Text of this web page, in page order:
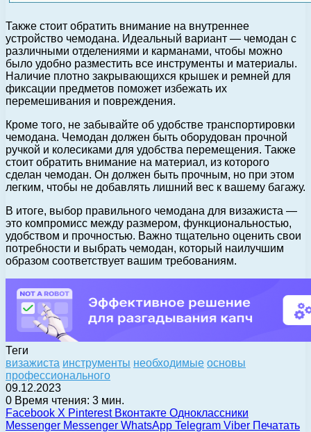
Также стоит обратить внимание на внутреннее
устройство чемодана. Идеальный вариант — чемодан с
различными отделениями и карманами, чтобы можно
было удобно разместить все инструменты и материалы.
Наличие плотно закрывающихся крышек и ремней для
фиксации предметов поможет избежать их
перемешивания и повреждения.
Кроме того, не забывайте об удобстве транспортировки
чемодана. Чемодан должен быть оборудован прочной
ручкой и колесиками для удобства перемещения. Также
стоит обратить внимание на материал, из которого
сделан чемодан. Он должен быть прочным, но при этом
легким, чтобы не добавлять лишний вес к вашему багажу.
В итоге, выбор правильного чемодана для визажиста —
это компромисс между размером, функциональностью,
удобством и прочностью. Важно тщательно оценить свои
потребности и выбрать чемодан, который наилучшим
образом соответствует вашим требованиям.
Теги
визажиста инструменты необходимые основы
профессионального
09.12.2023
0 Время чтения: 3 мин.
Facebook X Pinterest Вконтакте Одноклассники
Messenger Messenger WhatsApp Telegram Viber Печатать